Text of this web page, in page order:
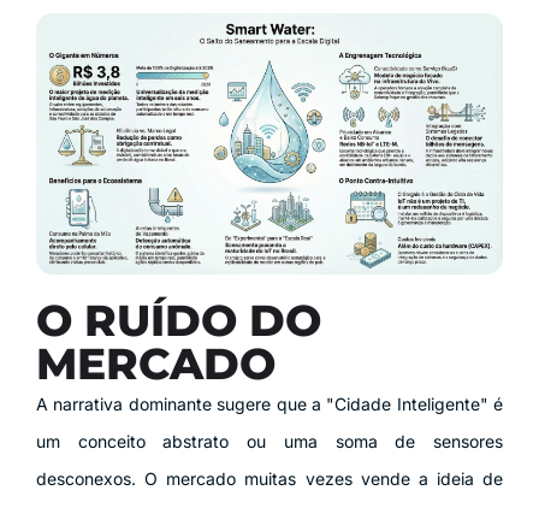
O RUÍDO DO
MERCADO
A narrativa dominante sugere que a "Cidade Inteligente" é
um conceito abstrato ou uma soma de sensores
desconexos. O mercado muitas vezes vende a ideia de